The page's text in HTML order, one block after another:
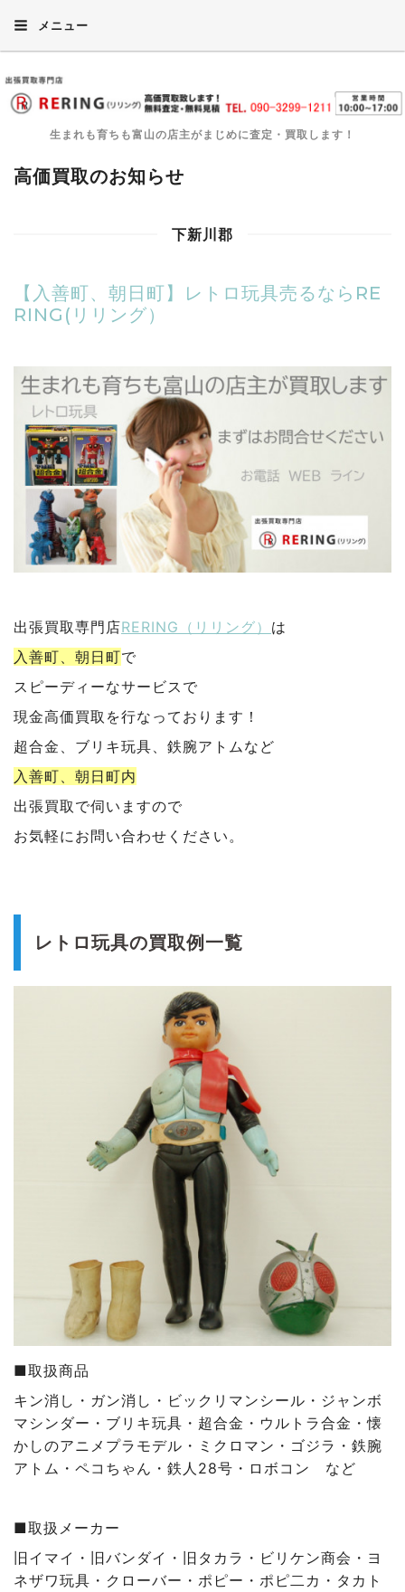
メニュー
生まれも育ちも富山の店主がまじめに査定・買取します！
高価買取のお知らせ
下新川郡
【入善町、朝日町】レトロ玩具売るならRE
RING(リリング）
出張買取専門店RERING（リリング） は
入善町、朝日町で
スピーディーなサービスで
現金高価買取を行なっております！
超合金、ブリキ玩具、鉄腕アトムなど
入善町、朝日町内
出張買取で伺いますので
お気軽にお問い合わせください。
レトロ玩具の買取例一覧
■取扱商品
キン消し・ガン消し ・ビックリマンシール ・ジャンボ
マシンダー ・ブリキ玩具 ・超合金 ・ウルトラ合金 ・懐
かしのアニメプラモデル・ミクロマン・ゴジラ・鉄腕
アトム・ペコちゃん・鉄人28号・ロボコン など
■取扱メーカー
旧イマイ ・旧バンダイ ・旧タカラ・ビリケン商会・ヨ
ネザワ玩具・クローバー・ポピー・ポピ二カ・タカト